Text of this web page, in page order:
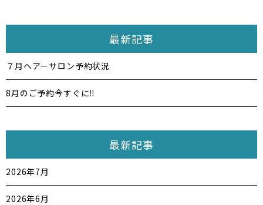
最新記事
７月ヘアーサロン予約状況
8月のご予約今すぐに‼️
最新記事
2026年7月
2026年6月